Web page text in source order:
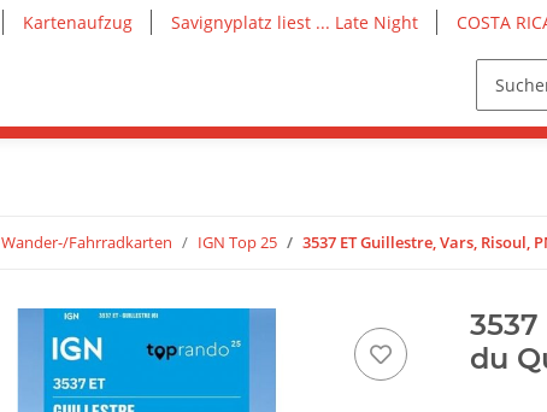
Kartenaufzug Savignyplatz liest ... Late Night COSTA
Wander-/Fahrradkarten IGN Top 25 3537 ET Guillestre, Vars, Risoul,
du